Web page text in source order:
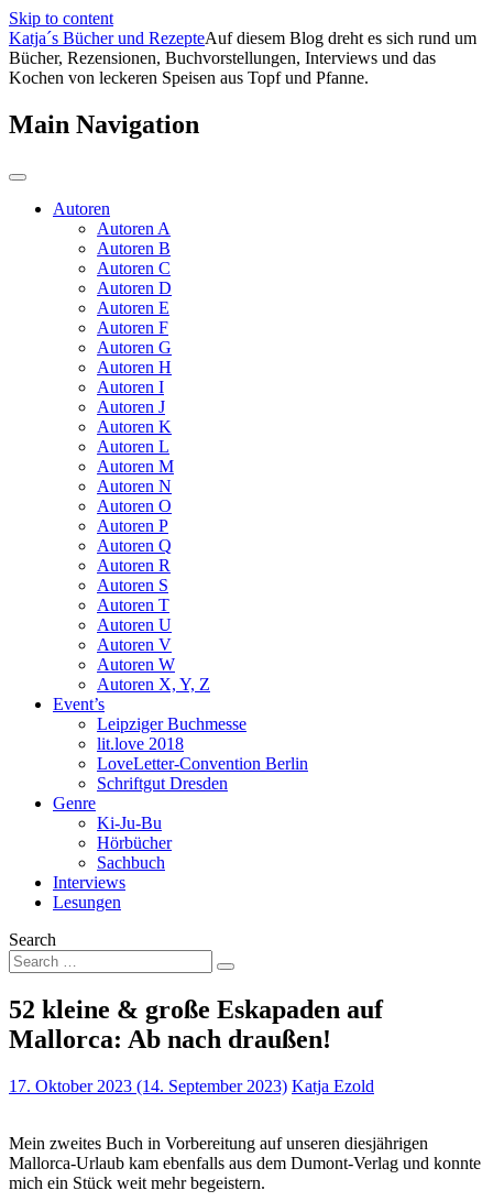
Skip to content
Katja´s Bücher und RezepteAuf diesem Blog dreht es sich rund um
Bücher, Rezensionen, Buchvorstellungen, Interviews und das
Kochen von leckeren Speisen aus Topf und Pfanne.
Main Navigation
Autoren
Autoren A
Autoren B
Autoren C
Autoren D
Autoren E
Autoren F
Autoren G
Autoren H
Autoren I
Autoren J
Autoren K
Autoren L
Autoren M
Autoren N
Autoren O
Autoren P
Autoren Q
Autoren R
Autoren S
Autoren T
Autoren U
Autoren V
Autoren W
Autoren X, Y, Z
Event’s
Leipziger Buchmesse
lit.love 2018
LoveLetter-Convention Berlin
Schriftgut Dresden
Genre
Ki-Ju-Bu
Hörbücher
Sachbuch
Interviews
Lesungen
Search
52 kleine & große Eskapaden auf
Mallorca: Ab nach draußen!
17. Oktober 2023 (14. September 2023) Katja Ezold
Mein zweites Buch in Vorbereitung auf unseren diesjährigen
Mallorca-Urlaub kam ebenfalls aus dem Dumont-Verlag und konnte
mich ein Stück weit mehr begeistern.